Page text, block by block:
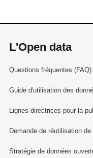
L'Open data
Questions fréquentes (FAQ)
Guide d'utilisation des
Lignes directrices pour la
Demande de réutilisation
Stratégie de données